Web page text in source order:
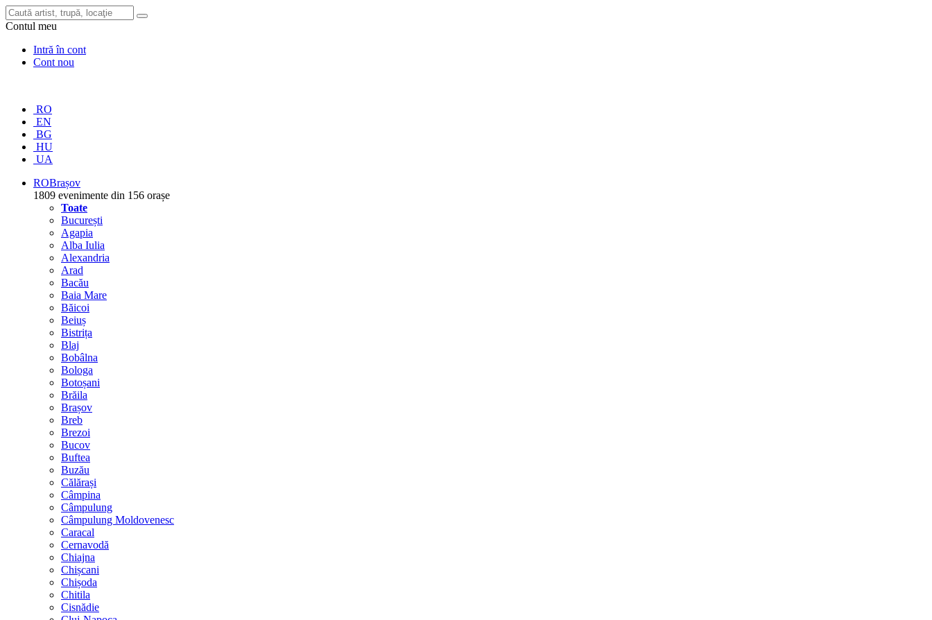
Contul meu
Intră în cont
Cont nou
RO
EN
BG
HU
UA
ROBrașov
1809 evenimente din 156 orașe
Toate
București
Agapia
Alba Iulia
Alexandria
Arad
Bacău
Baia Mare
Băicoi
Beiuș
Bistrița
Blaj
Bobâlna
Bologa
Botoșani
Brăila
Brașov
Breb
Brezoi
Bucov
Buftea
Buzău
Călărași
Câmpina
Câmpulung
Câmpulung Moldovenesc
Caracal
Cernavodă
Chiajna
Chișcani
Chișoda
Chitila
Cisnădie